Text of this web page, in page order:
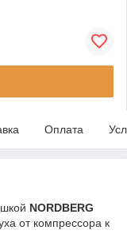
Оплата
NORDBERG
от компрессора к